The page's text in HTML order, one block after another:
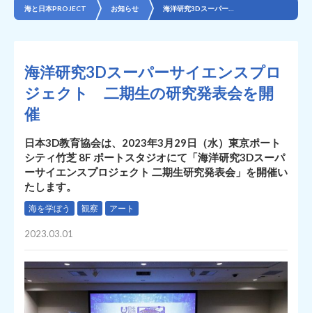
海と日本PROJECT お知らせ
海洋研究3Dスーパーサイエンスプロ
ジェクト 二期生の研究発表会を開
催
日本3D教育協会は、2023年3月29日（水）東京ポート
シティ竹芝 8F ポートスタジオにて「海洋研究3Dスーパ
ーサイエンスプロジェクト 二期生研究発表会」を開催い
たします。
海を学ぼう 観察 アート
2023.03.01